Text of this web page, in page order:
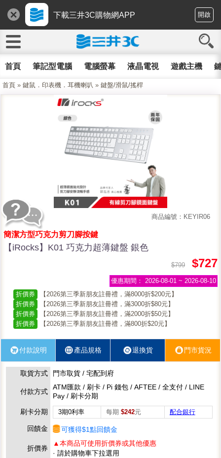
下載三井3C購物網APP 開啟
首頁 筆記型電腦 電腦螢幕 液晶電視 遊戲主機
首頁 » 鍵鼠．印表機．耳機喇叭 » 鍵盤/滑鼠/搖桿
商品編號：KEYIR06
簡潔方型巧克力剪刀腳按鍵
【iRocks】K01 巧克力超薄鍵盤 銀色
$799 $727
優惠期間： 2026-08-01 ~ 2026-08-10
折價券
【2026第三季新朋友註冊禮，滿8000折$200元】
折價券
【2026第三季新朋友註冊禮，滿3000折$80元】
折價券
【2026第三季新朋友註冊禮，滿2000折$50元】
折價券
【2026第三季新朋友註冊禮，滿800折$20元】
付款說明 產品規格 退換貨 門市貨況
取貨方式 門市取貨 / 宅配到府
付款方式
ATM匯款 / 刷卡 / Pi 錢包 / AFTEE / 全支付 / LINE
Pay / 刷卡分期
刷卡分期
3期0利率 每期 $242元 配合銀行
回饋金 可獲得$1點回饋金
折價券
▲本商品可使用折價券或其他優惠
· 請於購物車下拉選用